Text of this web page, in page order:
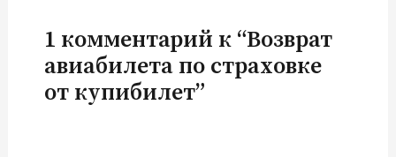
1 комментарий к “Возврат
авиабилета по страховке
от купибилет”